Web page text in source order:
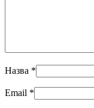
Назва *
Email *